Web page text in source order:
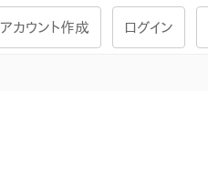
アカウント作成 ログイン